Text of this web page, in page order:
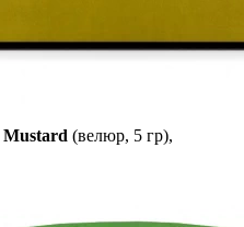
Mustard (велюр, 5 гр),